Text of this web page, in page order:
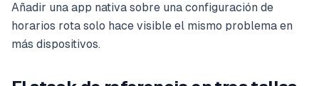
Añadir una app nativa sobre una configuración de
horarios rota solo hace visible el mismo problema en
más dispositivos.